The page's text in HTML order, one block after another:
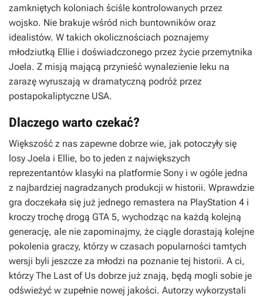
zamkniętych koloniach ściśle kontrolowanych przez
wojsko. Nie brakuje wśród nich buntowników oraz
idealistów. W takich okolicznościach poznajemy
młodziutką Ellie i doświadczonego przez życie przemytnika
Joela. Z misją mającą przynieść wynalezienie leku na
zarazę wyruszają w dramatyczną podróż przez
postapokaliptyczne USA.
Dlaczego warto czekać?
Większość z nas zapewne dobrze wie, jak potoczyły się
losy Joela i Ellie, bo to jeden z największych
reprezentantów klasyki na platformie Sony i w ogóle jedna
z najbardziej nagradzanych produkcji w historii. Wprawdzie
gra doczekała się już jednego remastera na PlayStation 4 i
kroczy trochę drogą GTA 5, wychodząc na każdą kolejną
generację, ale nie zapominajmy, że ciągle dorastają kolejne
pokolenia graczy, którzy w czasach popularności tamtych
wersji byli jeszcze za młodzi na poznanie tej historii. A ci,
którzy The Last of Us dobrze już znają, będą mogli sobie je
odświeżyć w zupełnie nowej jakości. Autorzy wykorzystali